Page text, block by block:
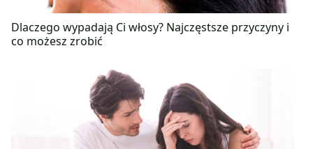
Dlaczego wypadają Ci włosy? Najczęstsze przyczyny i
co możesz zrobić